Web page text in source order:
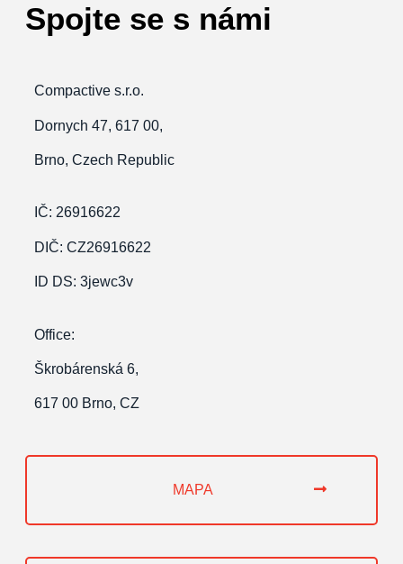
Spojte se s námi
Compactive s.r.o.
Dornych 47, 617 00,
Brno, Czech Republic
IČ: 26916622
DIČ: CZ26916622
ID DS: 3jewc3v
Office:
Škrobárenská 6,
617 00 Brno, CZ
MAPA